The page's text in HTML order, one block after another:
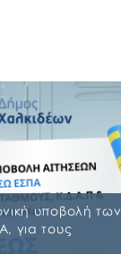
υποβολή των
για τους